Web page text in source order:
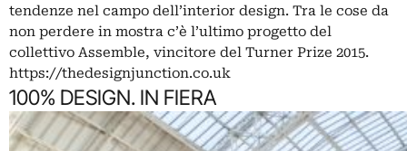
tendenze nel campo dell’interior design. Tra le cose da
non perdere in mostra c’è l’ultimo progetto del
collettivo Assemble, vincitore del Turner Prize 2015.
https://thedesignjunction.co.uk
100% DESIGN. IN FIERA